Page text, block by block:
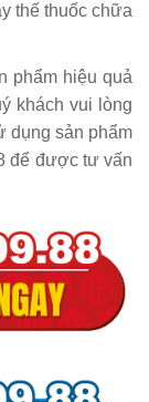
thế thuốc chữa
phẩm hiệu quả
khách vui lòng
dụng sản phẩm
để được tư vấn